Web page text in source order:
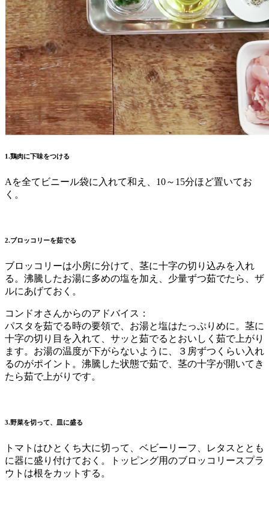
1.鶏肉に下味をつける
Aを全てビニール袋に入れて和え、10～15分ほど置いてお
く。
2.ブロッコリーを茹でる
ブロッコリーは小房に分けて、茎に十字の切り込みを入れ
る。沸騰したお湯に多めの塩を加え、少量ずつ茹でたら、ザ
ルにあげておく。
コンドオさんからのアドバイス：
パスタを茹でる時の要領で、お湯と塩はたっぷりめに。茎に
十字の切り目を入れて、サッと茹でるとおいしく茹で上がり
ます。お湯の温度が下がらないように、３房ずつくらい入れ
るのがポイント。沸騰した状態で茹で、茎の十字が開いてき
たら茹で上がりです。
3.野菜を切って、皿に盛る
トマトはひとくち大に切って、ベビーリーフ、レタスととも
に器に盛り付けておく。トッピング用のブロッコリースプラ
ウトは根をカットする。